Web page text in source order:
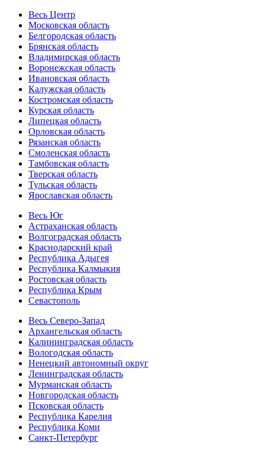
Весь Центр
Московская область
Белгородская область
Брянская область
Владимирская область
Воронежская область
Ивановская область
Калужская область
Костромская область
Курская область
Липецкая область
Орловская область
Рязанская область
Смоленская область
Тамбовская область
Тверская область
Тульская область
Ярославская область
Весь Юг
Астраханская область
Волгоградская область
Краснодарский край
Республика Адыгея
Республика Калмыкия
Ростовская область
Республика Крым
Севастополь
Весь Северо-Запад
Архангельская область
Калининградская область
Вологодская область
Ненецкий автономный округ
Ленинградская область
Мурманская область
Новгородская область
Псковская область
Республика Карелия
Республика Коми
Санкт-Петербург